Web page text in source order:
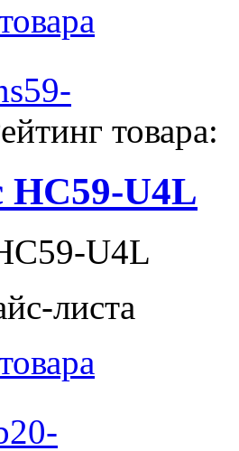
товара:
НС59-U4L
U4L
листа